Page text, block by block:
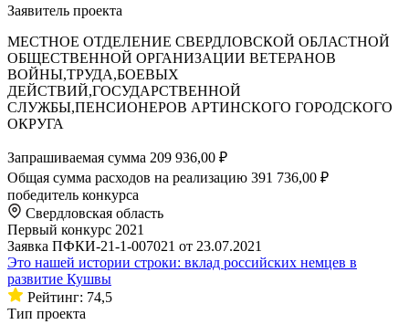
Заявитель проекта
МЕСТНОЕ ОТДЕЛЕНИЕ СВЕРДЛОВСКОЙ ОБЛАСТНОЙ
ОБЩЕСТВЕННОЙ ОРГАНИЗАЦИИ ВЕТЕРАНОВ
ВОЙНЫ,ТРУДА,БОЕВЫХ
ДЕЙСТВИЙ,ГОСУДАРСТВЕННОЙ
СЛУЖБЫ,ПЕНСИОНЕРОВ АРТИНСКОГО ГОРОДСКОГО
ОКРУГА
Запрашиваемая сумма 209 936,00 ₽
Общая сумма расходов на реализацию 391 736,00 ₽
победитель конкурса
Свердловская область
Первый конкурс 2021
Заявка ПФКИ-21-1-007021 от 23.07.2021
Это нашей истории строки: вклад российских немцев в
развитие Кушвы
Рейтинг: 74,5
Тип проекта